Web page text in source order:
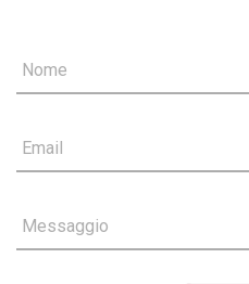
Nome
Email
Messaggio